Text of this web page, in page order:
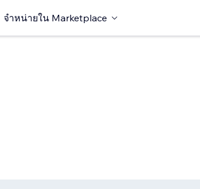
จำหน่ายใน Marketplace